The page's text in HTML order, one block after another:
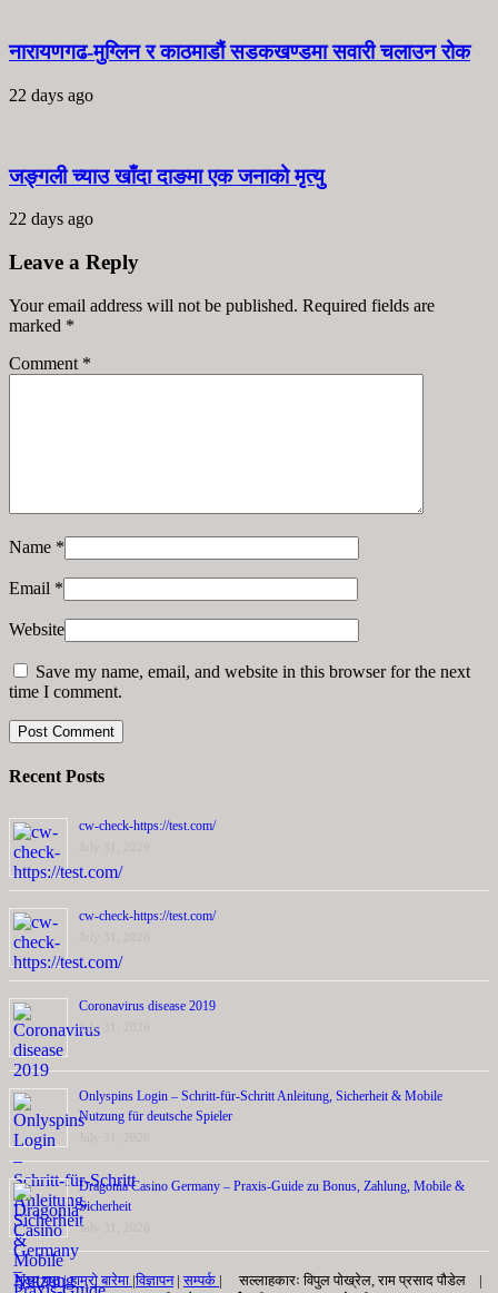
नारायणगढ-मुग्लिन र काठमाडौं सडकखण्डमा सवारी चलाउन रोक
22 days ago
जङ्गली च्याउ खाँदा दाङमा एक जनाको मृत्यु
22 days ago
Leave a Reply
Your email address will not be published. Required fields are
marked *
Comment *
Name *
Email *
Website
Save my name, email, and website in this browser for the next
time I comment.
Recent Posts
cw-check-https://test.com/
cw-check-https://test.com/
Coronavirus disease 2019
July 31, 2026
Onlyspins Login – Schritt‑für‑Schritt Anleitung, Sicherheit & Mobile
Nutzung für deutsche Spieler
Dragonia Casino Germany – Praxis‑Guide zu Bonus, Zahlung, Mobile &
Sicherheit
July 31, 2026
मुख्य पृष्ठ |हाम्रो बारेमा |विज्ञापन|सम्पर्क | सल्लाहकारः विपुल पोख्रेल, राम प्रसाद पाैडेल |